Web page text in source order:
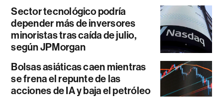
Sector tecnológico podría
depender más de inversores
minoristas tras caída de julio,
según JPMorgan
Bolsas asiáticas caen mientras
se frena el repunte de las
acciones de IA y baja el petróleo